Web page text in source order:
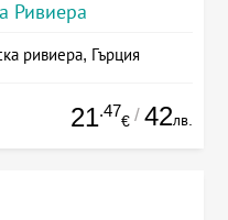
Ривиера
ривиера, Гърция
21.47
€ / 42лв.